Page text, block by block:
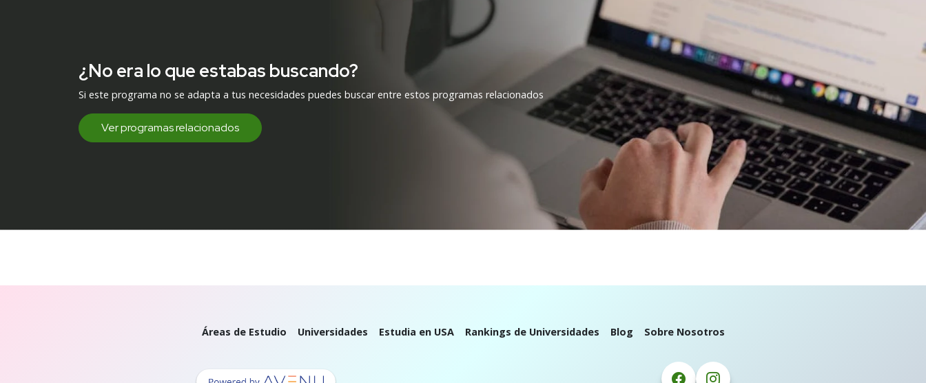
¿No era lo que estabas buscando?
Si este programa no se adapta a tus necesidades puedes buscar entre estos programas relacionados
Ver programas relacionados
Áreas de Estudio Universidades Estudia en USA Rankings de Universidades Blog Sobre Nosotros